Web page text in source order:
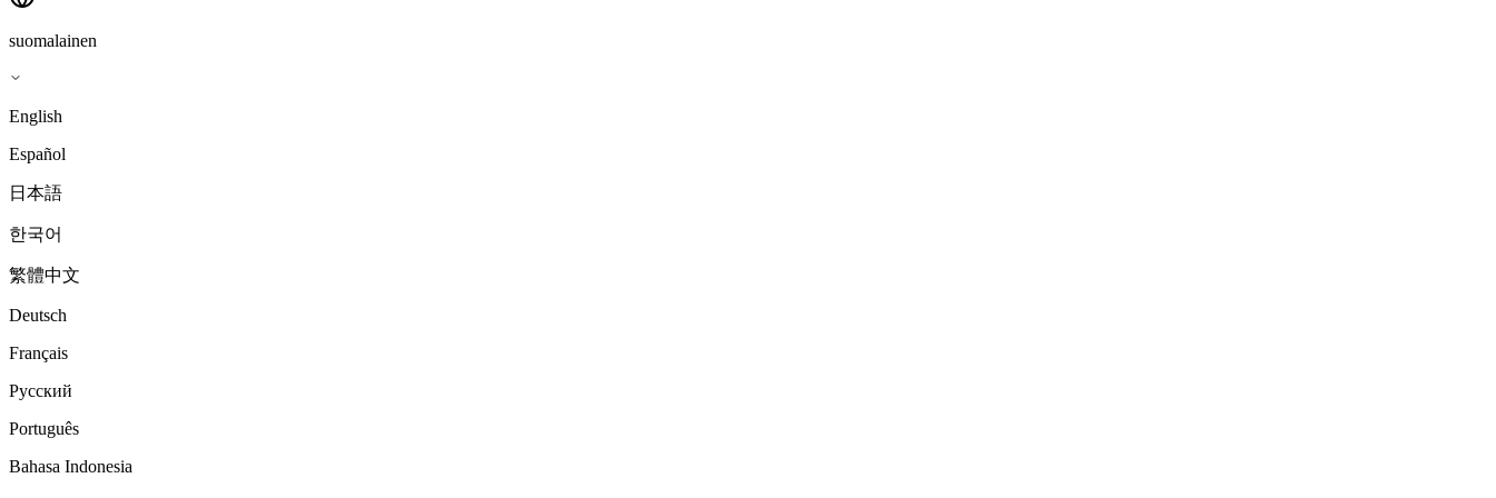
suomalainen
English
Español
日本語
한국어
繁體中文
Deutsch
Français
Русский
Português
Bahasa Indonesia